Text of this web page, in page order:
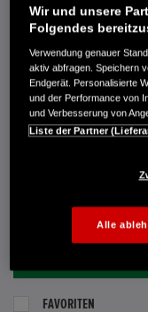
RUFEN SIE UNS AN:
08631-18460-0
Route planen
Händlerbestand anzeigen
E-MAIL-ANFRAGE
FAVORITEN
Wir und unsere
Folgendes
Verwendung genauer
aktiv abfragen. Speichern
Endgerät. Personalisierte
und der Performance von
und Verbesserung von
Liste der Partner
Alle